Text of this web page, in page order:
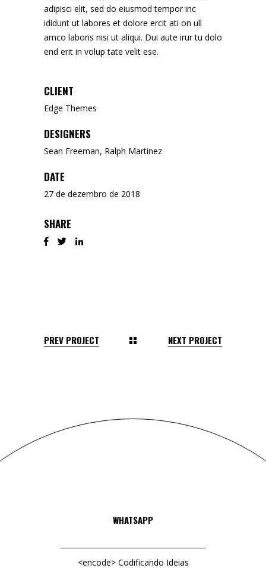
adipisci elit, sed do eiusmod tempor inc
ididunt ut labores et dolore ercit ati on ull
amco laboris nisi ut aliqui. Dui aute irur tu dolo
end erit in volup tate velit ese.
CLIENT
Edge Themes
DESIGNERS
Sean Freeman, Ralph Martinez
DATE
27 de dezembro de 2018
SHARE
PREV PROJECT NEXT PROJECT
WHATSAPP
<encode> Codificando Ideias